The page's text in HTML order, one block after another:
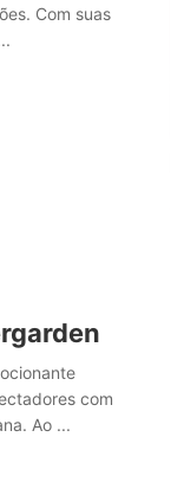
Com suas
com
Ao ...